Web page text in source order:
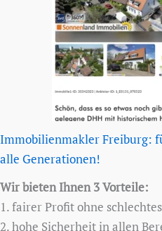
Immobilienmakler Freiburg:
alle Generationen!
Wir bieten Ihnen 3 Vorteile:
1. fairer Profit ohne
2. hohe Sicherheit in allen